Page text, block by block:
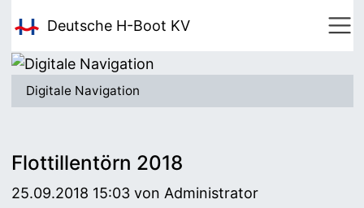
Deutsche H-Boot KV
Digitale Navigation
Flottillentörn 2018
25.09.2018 15:03von Administrator